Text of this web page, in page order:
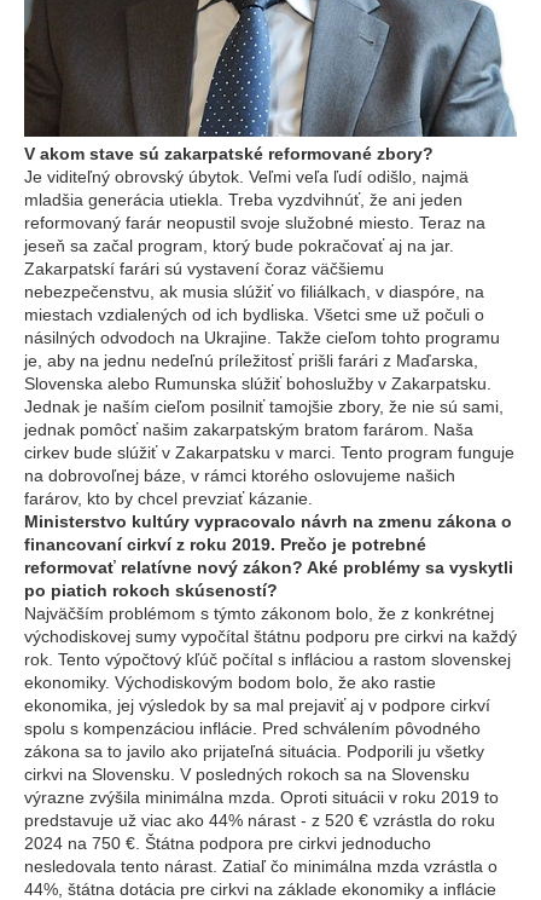
V akom stave sú zakarpatské reformované zbory?
Je viditeľný obrovský úbytok. Veľmi veľa ľudí odišlo, najmä
mladšia generácia utiekla. Treba vyzdvihnúť, že ani jeden
reformovaný farár neopustil svoje služobné miesto. Teraz na
jeseň sa začal program, ktorý bude pokračovať aj na jar.
Zakarpatskí farári sú vystavení čoraz väčšiemu
nebezpečenstvu, ak musia slúžiť vo filiálkach, v diaspóre, na
miestach vzdialených od ich bydliska. Všetci sme už počuli o
násilných odvodoch na Ukrajine. Takže cieľom tohto programu
je, aby na jednu nedeľnú príležitosť prišli farári z Maďarska,
Slovenska alebo Rumunska slúžiť bohoslužby v Zakarpatsku.
Jednak je naším cieľom posilniť tamojšie zbory, že nie sú sami,
jednak pomôcť našim zakarpatským bratom farárom. Naša
cirkev bude slúžiť v Zakarpatsku v marci. Tento program funguje
na dobrovoľnej báze, v rámci ktorého oslovujeme našich
farárov, kto by chcel prevziať kázanie.
Ministerstvo kultúry vypracovalo návrh na zmenu zákona o
financovaní cirkví z roku 2019. Prečo je potrebné
reformovať relatívne nový zákon? Aké problémy sa vyskytli
po piatich rokoch skúseností?
Najväčším problémom s týmto zákonom bolo, že z konkrétnej
východiskovej sumy vypočítal štátnu podporu pre cirkvi na každý
rok. Tento výpočtový kľúč počítal s infláciou a rastom slovenskej
ekonomiky. Východiskovým bodom bolo, že ako rastie
ekonomika, jej výsledok by sa mal prejaviť aj v podpore cirkví
spolu s kompenzáciou inflácie. Pred schválením pôvodného
zákona sa to javilo ako prijateľná situácia. Podporili ju všetky
cirkvi na Slovensku. V posledných rokoch sa na Slovensku
výrazne zvýšila minimálna mzda. Oproti situácii v roku 2019 to
predstavuje už viac ako 44% nárast - z 520 € vzrástla do roku
2024 na 750 €. Štátna podpora pre cirkvi jednoducho
nesledovala tento nárast. Zatiaľ čo minimálna mzda vzrástla o
44%, štátna dotácia pre cirkvi na základe ekonomiky a inflácie